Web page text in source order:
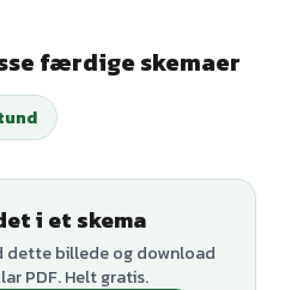
færdige skemaer
i et skema
dette billede og download
PDF. Helt gratis.